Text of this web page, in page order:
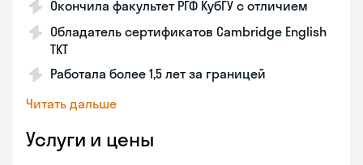
Окончила факультет РГФ КубГУ с отличием
Обладатель сертификатов Cambridge English
TKT
Работала более 1,5 лет за границей
Читать дальше
Услуги и цены